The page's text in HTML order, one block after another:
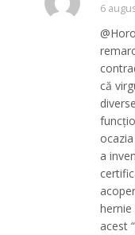
6
că
a
acest